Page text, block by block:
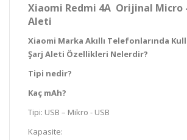
Xiaomi Redmi 4A Orijinal Micro
Aleti
Xiaomi Marka Akıllı Telefonlarında
Şarj Aleti Özellikleri Nelerdir?
Tipi nedir?
Kaç mAh?
Tipi: USB – Mikro - USB
Kapasite: